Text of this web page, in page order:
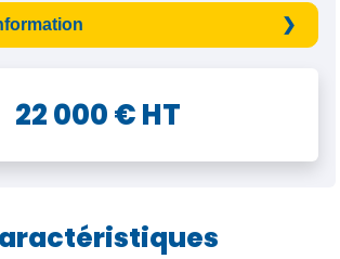
22 000 € HT